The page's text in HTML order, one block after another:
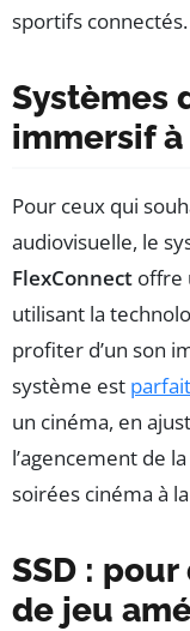
sportifs connectés.
Systèmes
immersif
Pour ceux qui
audiovisuelle, le
FlexConnect offre
utilisant la
profiter d’un son
système est parfait
un cinéma, en
l’agencement de
soirées cinéma à
SSD :
de jeu